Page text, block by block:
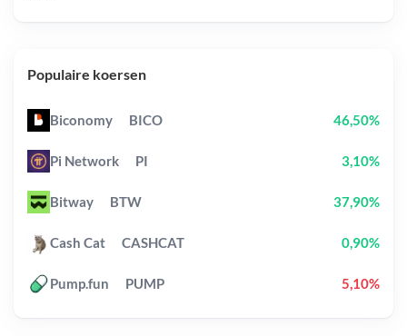
Populaire koersen
Biconomy BICO 46,50%
Pi Network PI 3,10%
Bitway BTW 37,90%
Cash Cat CASHCAT 0,90%
Pump.fun PUMP 5,10%